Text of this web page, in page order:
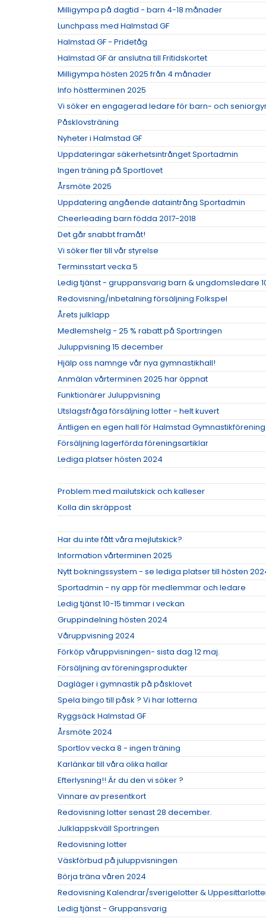
Milligympa på dagtid - barn 4-18 månader
Lunchpass med Halmstad GF
Halmstad GF - Pridetåg
Halmstad GF är anslutna till Fritidskortet
Milligympa hösten 2025 från 4 månader
Info höstterminen 2025
Vi söker en engagerad ledare för barn- och
Påsklovsträning
Nyheter i Halmstad GF
Uppdateringar säkerhetsintrånget Sportadmin
Ingen träning på Sportlovet
Årsmöte 2025
Uppdatering angående dataintrång Sportadmin
Cheerleading barn födda 2017-2018
Det går snabbt framåt!
Vi söker fler till vår styrelse
Terminsstart vecka 5
Ledig tjänst - gruppansvarig barn & ungdomsledare
Redovisning/inbetalning försäljning Folkspel
Årets julklapp
Medlemshelg - 25 % rabatt på Sportringen
Juluppvisning 15 december
Hjälp oss namnge vår nya gymnastikhall!
Anmälan vårterminen 2025 har öppnat
Funktionärer Juluppvisning
Utslagsfråga försäljning lotter - helt kuvert
Äntligen en egen hall för Halmstad
Försäljning lagerförda föreningsartiklar
Lediga platser hösten 2024
Problem med mailutskick och kalleser
Kolla din skräppost
Har du inte fått våra mejlutskick?
Information vårterminen 2025
Nytt bokningssystem - se lediga platser till hösten
Sportadmin - ny app för medlemmar och ledare
Ledig tjänst 10-15 timmar i veckan
Gruppindelning hösten 2024
Våruppvisning 2024
Förköp våruppvisningen- sista dag 12 maj.
Försäljning av föreningsprodukter
Dagläger i gymnastik på påsklovet
Spela bingo till påsk ? Vi har lotterna
Ryggsäck Halmstad GF
Årsmöte 2024
Sportlov vecka 8 - ingen träning
Karlänkar till våra olika hallar
Efterlysning!! Är du den vi söker ?
Vinnare av presentkort
Redovisning lotter senast 28 december.
Julklappskväll Sportringen
Redovisning lotter
Väskförbud på juluppvisningen
Börja träna våren 2024
Redovisning Kalendrar/sverigelotter &
Ledig tjänst - Gruppansvarig